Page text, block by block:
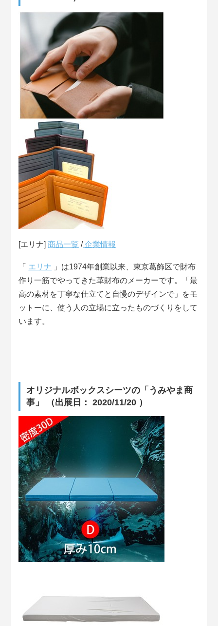
[エリナ]商品一覧 /企業情報
「 エリナ 」は1974年創業以来、東京葛飾区で財布
作り一筋でやってきた革財布のメーカーです。「最
高の素材を丁寧な仕立てと自慢のデザインで」をモ
ットーに、使う人の立場に立ったものづくりをして
います。
オリジナルボックスシーツの「うみやま商
事」 （出展日： 2020/11/20 ）